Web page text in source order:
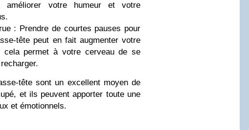
améliorer votre humeur et votre
: Prendre de courtes pauses pour
tête peut en fait augmenter votre
cela permet à votre cerveau de se
tête sont un excellent moyen de
et ils peuvent apporter toute une
et émotionnels.